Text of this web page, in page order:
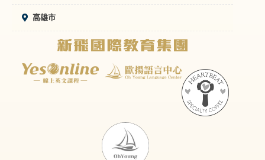
高雄市